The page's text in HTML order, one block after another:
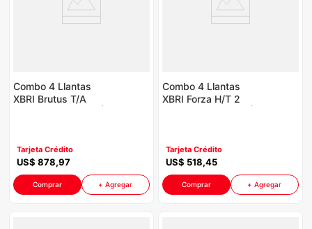
Combo 4 Llantas
XBRI Brutus T/A
Tarjeta Crédito
US$ 878,97
Comprar + Agregar
Combo 4 Llantas
XBRI Forza H/T 2
Tarjeta Crédito
US$ 518,45
Comprar + Agregar